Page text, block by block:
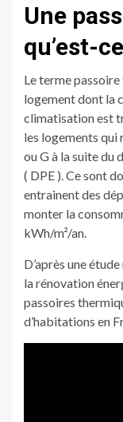
Une
qu’est-
Le terme
logement dont la
climatisation est
les logements qui
ou G à la suite du
( DPE ). Ce sont
entrainent des
monter la
kWh/m²/an.
D’après une
la rénovation
passoires
d’habitations en